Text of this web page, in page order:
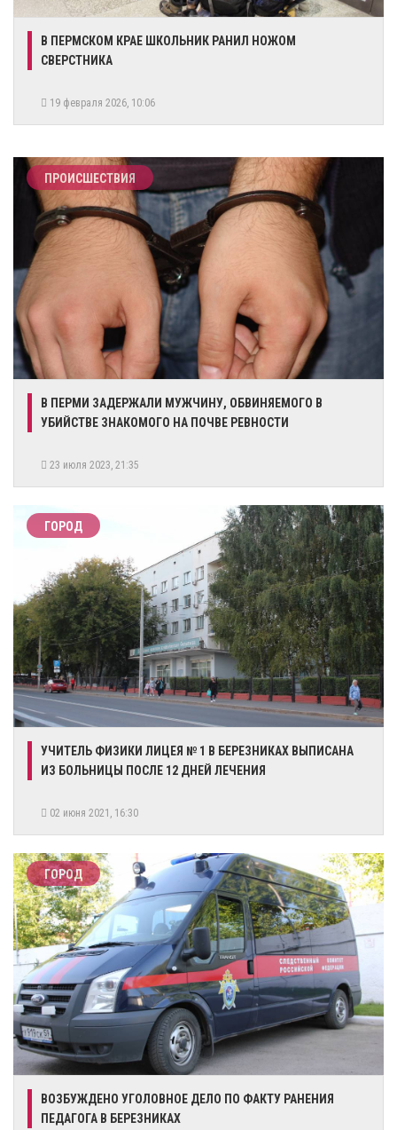
В ПЕРМСКОМ КРАЕ ШКОЛЬНИК РАНИЛ НОЖОМ
СВЕРСТНИКА
19 февраля 2026, 10:06
ПРОИСШЕСТВИЯ
​В ПЕРМИ ЗАДЕРЖАЛИ МУЖЧИНУ, ОБВИНЯЕМОГО В
УБИЙСТВЕ ЗНАКОМОГО НА ПОЧВЕ РЕВНОСТИ
23 июля 2023, 21:35
ГОРОД
​УЧИТЕЛЬ ФИЗИКИ ЛИЦЕЯ № 1 В БЕРЕЗНИКАХ ВЫПИСАНА
ИЗ БОЛЬНИЦЫ ПОСЛЕ 12 ДНЕЙ ЛЕЧЕНИЯ
02 июня 2021, 16:30
ГОРОД
​ВОЗБУЖДЕНО УГОЛОВНОЕ ДЕЛО ПО ФАКТУ РАНЕНИЯ
ПЕДАГОГА В БЕРЕЗНИКАХ